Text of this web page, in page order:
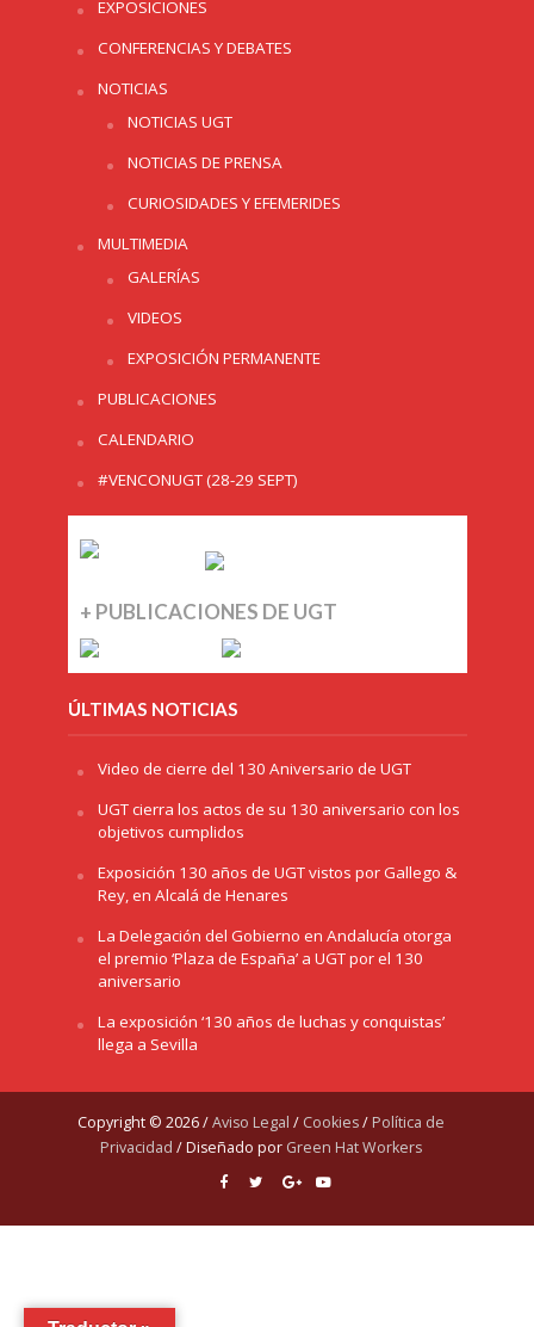
EXPOSICIONES
CONFERENCIAS Y DEBATES
NOTICIAS
NOTICIAS UGT
NOTICIAS DE PRENSA
CURIOSIDADES Y EFEMERIDES
MULTIMEDIA
GALERÍAS
VIDEOS
EXPOSICIÓN PERMANENTE
PUBLICACIONES
CALENDARIO
#VENCONUGT (28-29 SEPT)
+ PUBLICACIONES DE UGT
ÚLTIMAS NOTICIAS
Video de cierre del 130 Aniversario de UGT
UGT cierra los actos de su 130 aniversario con los
objetivos cumplidos
Exposición 130 años de UGT vistos por Gallego &
Rey, en Alcalá de Henares
La Delegación del Gobierno en Andalucía otorga
el premio ‘Plaza de España’ a UGT por el 130
aniversario
La exposición ‘130 años de luchas y conquistas’
llega a Sevilla
Copyright © 2026 /Aviso Legal / Cookies/ Política de
Privacidad / Diseñado por Green Hat Workers